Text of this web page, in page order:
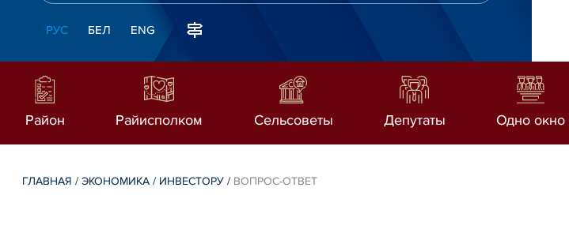
РУС БЕЛ ENG
Район Райисполком Сельсоветы Депутаты Одно окно
ГЛАВНАЯ /ЭКОНОМИКА / ИНВЕСТОРУ / ВОПРОС-ОТВЕТ